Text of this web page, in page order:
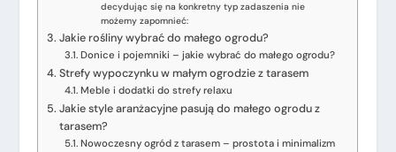
decydując się na konkretny typ zadaszenia nie
możemy zapomnieć:
Jakie rośliny wybrać do małego ogrodu?
Donice i pojemniki – jakie wybrać do małego ogrodu?
Strefy wypoczynku w małym ogrodzie z tarasem
Meble i dodatki do strefy relaxu
Jakie style aranżacyjne pasują do małego ogrodu z
tarasem?
Nowoczesny ogród z tarasem – prostota i minimalizm